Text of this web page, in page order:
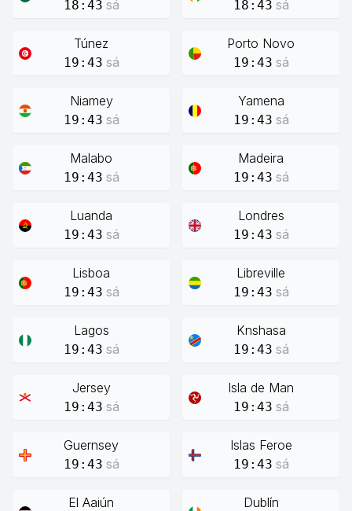
18:43 sá 18:43 sá
Túnez
19:43 sá
Porto Novo
19:43 sá
Niamey
19:43 sá
Yamena
19:43 sá
Malabo
19:43 sá
Madeira
19:43 sá
Luanda
19:43 sá
Londres
19:43 sá
Lisboa
19:43 sá
Libreville
19:43 sá
Lagos
19:43 sá
Knshasa
19:43 sá
Jersey
19:43 sá
Isla de Man
19:43 sá
Guernsey
19:43 sá
Islas Feroe
19:43 sá
El Aaiún Dublín